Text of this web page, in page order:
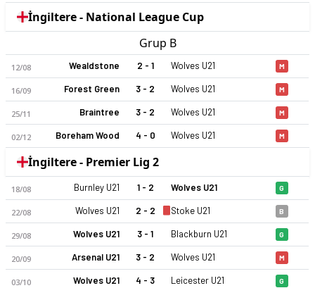
İngiltere - National League Cup
Grup B
12/08 Wealdstone 2 - 1 Wolves U21 M
16/09 Forest Green 3 - 2 Wolves U21 M
25/11 Braintree 3 - 2 Wolves U21 M
02/12 Boreham Wood 4 - 0 Wolves U21 M
İngiltere - Premier Lig 2
18/08 Burnley U21 1 - 2 Wolves U21 G
22/08 Wolves U21 2 - 2 Stoke U21 B
29/08 Wolves U21 3 - 1 Blackburn U21 G
20/09 Arsenal U21 3 - 2 Wolves U21 M
03/10 Wolves U21 4 - 3 Leicester U21 G